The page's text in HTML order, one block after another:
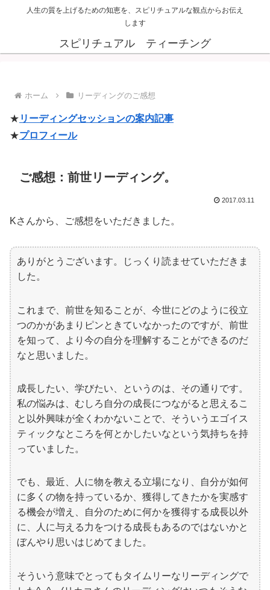
人生の質を上げるための知恵を、スピリチュアルな観点からお伝え
します
スピリチュアル ティーチング
ホーム リーディングのご感想
★ リーディングセッションの案内記事
★プロフィール
ご感想：前世リーディング。
2017.03.11
Kさんから、ご感想をいただきました。
ありがとうございます。じっくり読ませていただきま
した。
これまで、前世を知ることが、今世にどのように役立
つのかがあまりピンときていなかったのですが、前世
を知って、より今の自分を理解することができるのだ
なと思いました。
成長したい、学びたい、というのは、その通りです。
私の悩みは、むしろ自分の成長につながると思えるこ
と以外興味が全くわかないことで、そういうエゴイス
ティックなところを何とかしたいなという気持ちを持
っていました。
でも、最近、人に物を教える立場になり、自分が如何
に多くの物を持っているか、獲得してきたかを実感す
る機会が増え、自分のために何かを獲得する成長以外
に、人に与える力をつける成長もあるのではないかと
ぼんやり思いはじめてました。
そういう意味でとってもタイムリーなリーディングで